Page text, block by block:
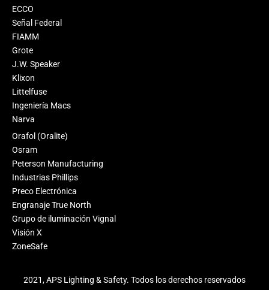
ECCO
Señal Federal
FIAMM
Grote
J.W. Speaker
Klixon
Littelfuse
Ingeniería Macs
Narva
Orafol (Oralite)
Osram
Peterson Manufacturing
Industrias Phillips
Preco Electrónica
Engranaje True North
Grupo de iluminación Vignal
Visión X
ZoneSafe
2021, APS Lighting & Safety. Todos los derechos reservados